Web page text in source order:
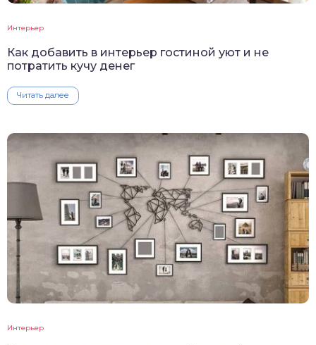
Интерьер
Как добавить в интерьер гостиной уют и не
потратить кучу денег
Читать далее
Интерьер